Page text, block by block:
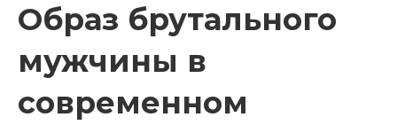
Образ брутального
мужчины в
современном